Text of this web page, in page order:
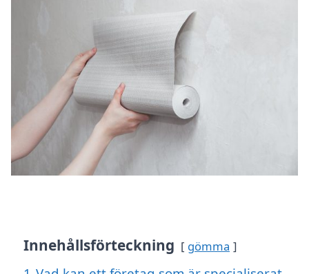
Innehållsförteckning gömma